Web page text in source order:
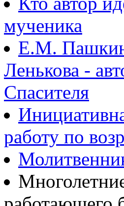
мученика
Е.М.
Ленькова -
Спасителя
работу по